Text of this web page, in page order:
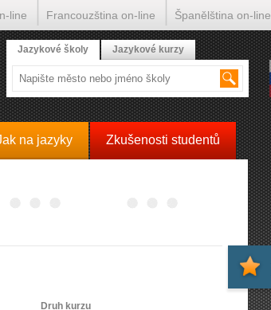
na jazyky Zkušenosti studentů
Druh kurzu
Jazykové školy Jazykové kurzy
line Francouzština on-line Španělština on-line